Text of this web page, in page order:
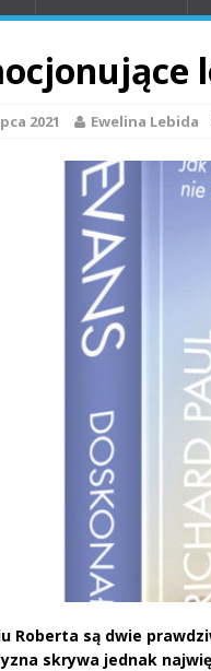
2021 Ewelina Lebida
Roberta są dwie
skrywa jednak